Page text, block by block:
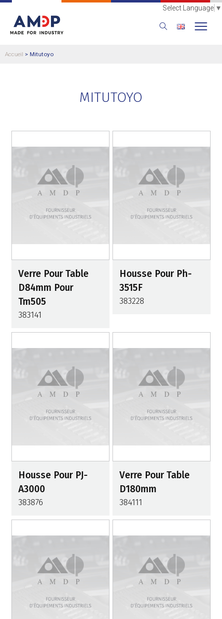
Select Language ▼
Accueil > Mitutoyo
MITUTOYO
Verre Pour Table
D84mm Pour
Tm505
383141
Housse Pour Ph-
3515F
383228
Housse Pour PJ-
A3000
383876
Verre Pour Table
D180mm
384111